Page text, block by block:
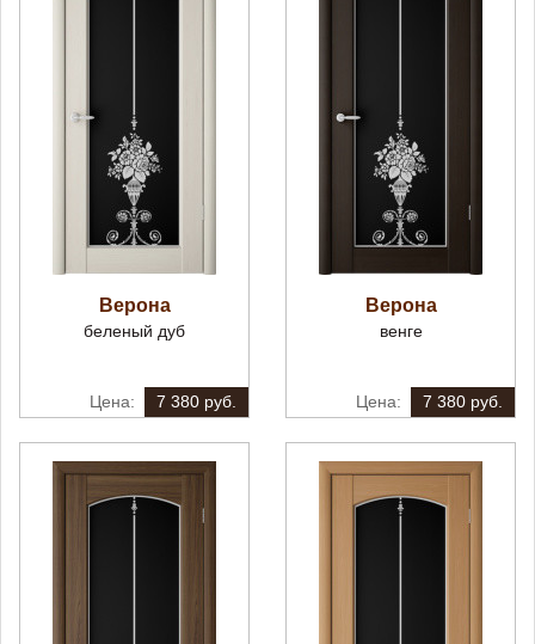
Верона
беленый дуб
7 380 руб.
Верона
венге
7 380 руб.